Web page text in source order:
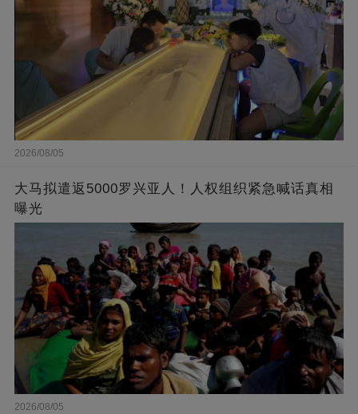
2026/08/05
大马拟遣返5000罗兴亚人！人权组织紧急喊话真相
曝光
2026/08/05